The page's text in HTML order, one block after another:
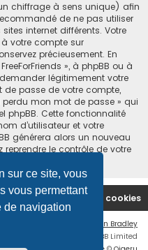
sur ce site, vous
vous permettant
de navigation
chiffrage à sens unique) afin
de ne pas utiliser
internet différents. Votre
votre compte sur
précieusement. En
», à phpBB ou à
légitimement votre
de passe de votre compte,
perdu mon mot de passe » qui
phpBB. Cette fonctionnalité
d’utilisateur et votre
générera alors un nouveau
le contrôle de votre
Supprimer les cookies
Ian Bradley
® Forum Software © phpBB Limited